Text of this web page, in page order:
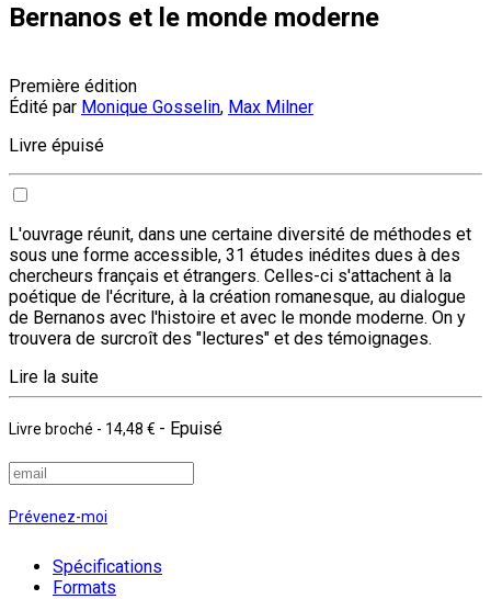
Bernanos et le monde moderne
Première édition
Édité par Monique Gosselin, Max Milner
Livre épuisé
L'ouvrage réunit, dans une certaine diversité de méthodes et
sous une forme accessible, 31 études inédites dues à des
chercheurs français et étrangers. Celles-ci s'attachent à la
poétique de l'écriture, à la création romanesque, au dialogue
de Bernanos avec l'histoire et avec le monde moderne. On y
trouvera de surcroît des "lectures" et des témoignages.
Lire la suite
Livre broché - 14,48 € - Epuisé
Prévenez-moi
Spécifications
Formats